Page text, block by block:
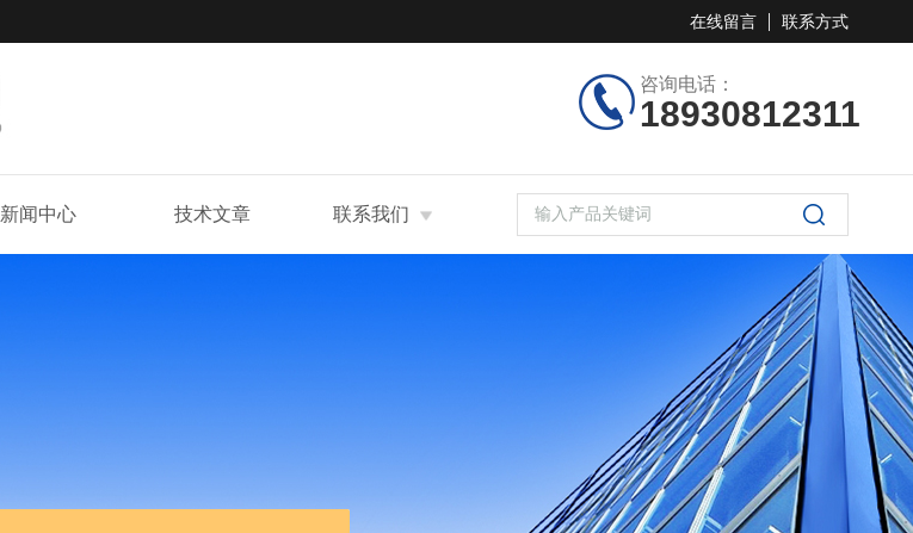
在线留言 联系方式
咨询电话：
18930812311
新闻中心 技术文章 联系我们